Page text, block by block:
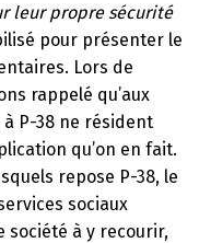
leur propre sécurité
pour présenter le
Lors de
rappelé qu’aux
P-38 ne résident
qu’on en fait.
repose P-38, le
sociaux
société à y recourir,